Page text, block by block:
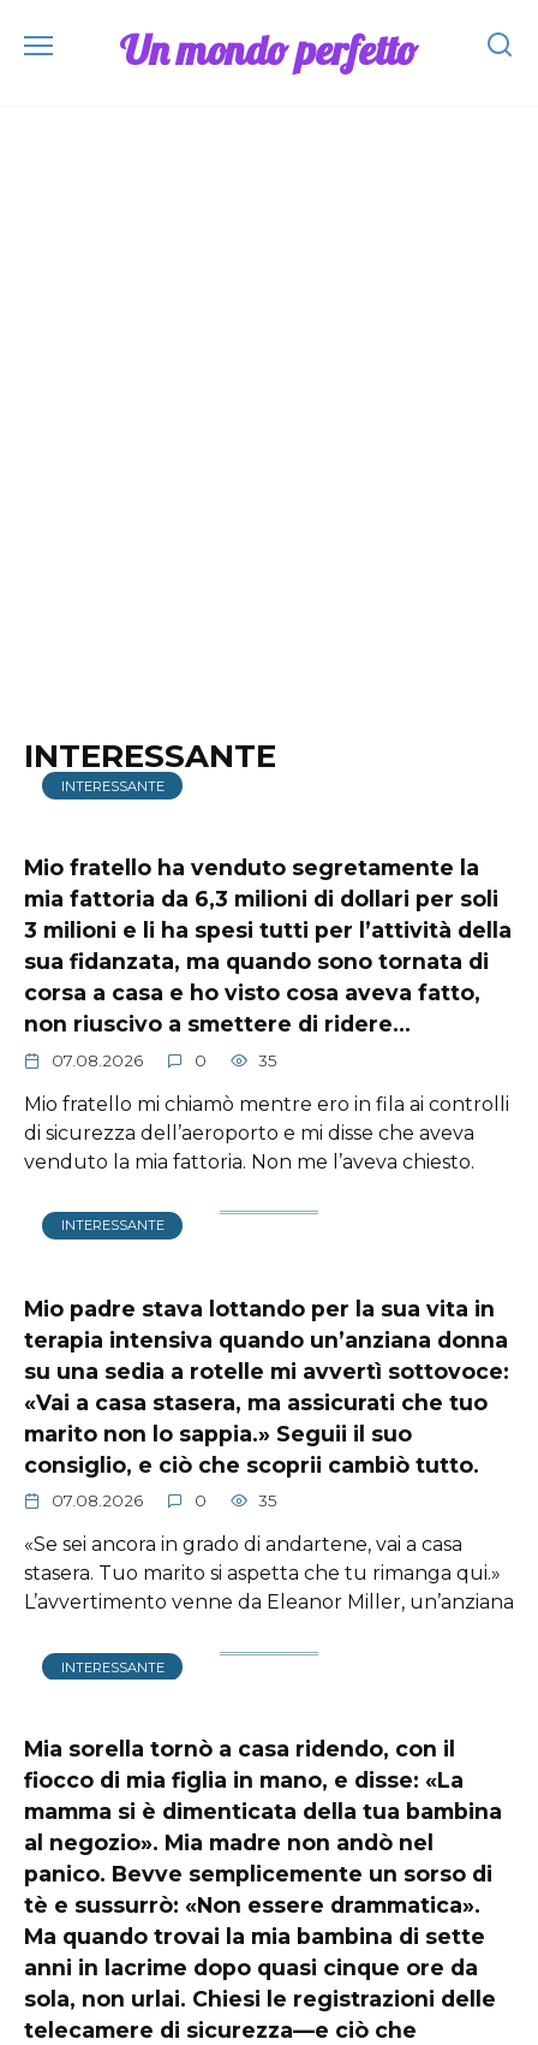
Un mondo perfetto
INTERESSANTE
INTERESSANTE
Mio fratello ha venduto segretamente la
mia fattoria da 6,3 milioni di dollari per soli
3 milioni e li ha spesi tutti per l’attività della
sua fidanzata, ma quando sono tornata di
corsa a casa e ho visto cosa aveva fatto,
non riuscivo a smettere di ridere…
07.08.2026 0 35
Mio fratello mi chiamò mentre ero in fila ai controlli
di sicurezza dell’aeroporto e mi disse che aveva
venduto la mia fattoria. Non me l’aveva chiesto.
INTERESSANTE
Mio padre stava lottando per la sua vita in
terapia intensiva quando un’anziana donna
su una sedia a rotelle mi avvertì sottovoce:
«Vai a casa stasera, ma assicurati che tuo
marito non lo sappia.» Seguii il suo
consiglio, e ciò che scoprii cambiò tutto.
07.08.2026 0 35
«Se sei ancora in grado di andartene, vai a casa
stasera. Tuo marito si aspetta che tu rimanga qui.»
L’avvertimento venne da Eleanor Miller, un’anziana
INTERESSANTE
Mia sorella tornò a casa ridendo, con il
fiocco di mia figlia in mano, e disse: «La
mamma si è dimenticata della tua bambina
al negozio». Mia madre non andò nel
panico. Bevve semplicemente un sorso di
tè e sussurrò: «Non essere drammatica».
Ma quando trovai la mia bambina di sette
anni in lacrime dopo quasi cinque ore da
sola, non urlai. Chiesi le registrazioni delle
telecamere di sicurezza—e ciò che